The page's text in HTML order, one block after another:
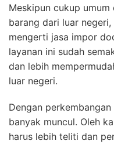
Meskipun cukup
barang dari luar
mengerti jasa impor
layanan ini sudah
dan lebih
luar negeri.
Dengan
banyak muncul. Oleh
harus lebih teliti dan